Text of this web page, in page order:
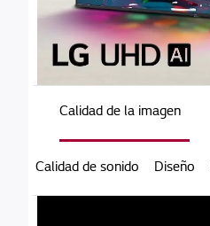
Calidad de la imagen
Calidad de sonido Diseño